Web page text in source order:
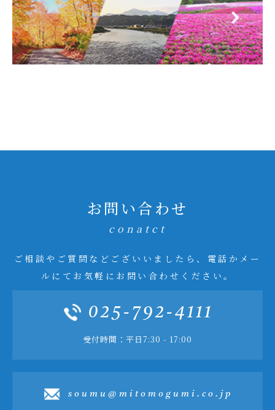
お問い合わせ
conatct
ご相談やご質問などございいましたら、電話かメー
ルにてお気軽にお問い合わせください。
025-792-4111
受付時間：平日7:30 - 17:00
soumu@mitomogumi.co.jp